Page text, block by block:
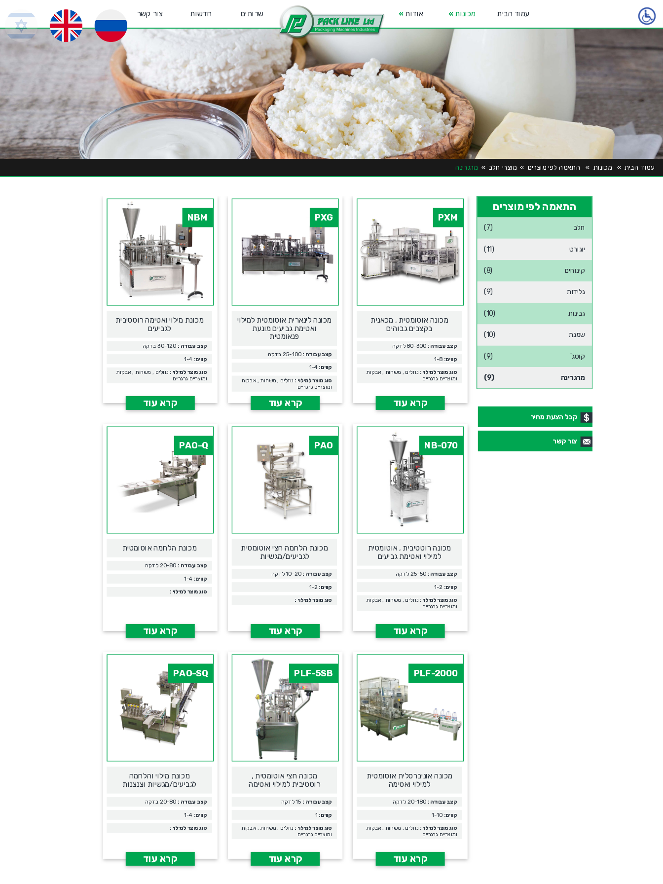
עמוד הבית מכונות » אודות » שרותים חדשות צור קשר
עמוד הבית» מכונות » התאמה לפי מוצרים » מוצרי חלב» מרגרינה
התאמה לפי מוצרים
חלב (7)
יוגורט (11)
קינוחים (8)
גלידות (9)
גבינות (10)
שמנת (10)
קוטג' (9)
מרגרינה (9)
קבל הצעת מחיר
צור קשר
PXM
מכונה אוטומטית , מכאנית
בקצבים גבוהים
קצב עבודה :
קווים: 1-8
סוג מוצר למילוי : נוזלים , משחות , אבקות
ומוצריים גרגריים
קרא עוד
PXG
מכונה לינארית אוטומטית למילוי
ואטימת גביעים מונעת
פנאומטית
קצב עבודה : 25-100 בדקה
קווים: 1-4
סוג מוצר למילוי : נוזלים , משחות , אבקות
ומוצריים גרגריים
קרא עוד
NBM
מכונת מילוי ואטימה רוטטיבית
לגביעים
קצב עבודה :
קווים:
סוג מוצר למילוי : נוזלים , משחות , אבקות
ומוצריים גרגריים
קרא עוד
NB-070
מכונה רוטטיבית , אוטומטית
למילוי ואטימת גביעים
קצב עבודה :
קווים:
סוג מוצר למילוי : נוזלים , משחות , אבקות
ומוצריים גרגריים
קרא עוד
PAO
מכונת הלחמה חצי אוטומטית
לגביעים/מגשיות
קצב עבודה : 10-20 לדקה
קווים:
סוג מוצר למילוי :
קרא עוד
PAO-Q
מכונת הלחמה אוטומטית
קצב עבודה :
קווים:
סוג מוצר למילוי :
קרא עוד
PLF-2000
מכונה אוניברסלית אוטומטית
למילוי ואטימה
קצב עבודה :
קווים: 1-10
סוג מוצר למילוי : נוזלים , משחות , אבקות
ומוצריים גרגריים
קרא עוד
PLF-5SB
מכונה חצי אוטומטית ,
רוטטיבית למילוי ואטימה
קצב עבודה :
קווים:
סוג מוצר למילוי : נוזלים , משחות , אבקות
ומוצריים גרגריים
קרא עוד
PAO-SQ
מכונת מילוי והלחמה
לגביעים/מגשיות וצנצנות
קצב עבודה :
קווים:
סוג מוצר למילוי :
קרא עוד